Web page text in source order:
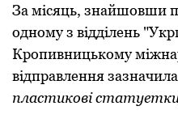
За місяць, знайшовши
одному з відділень
Кропивницькому
відправлення зазначила
пластикові